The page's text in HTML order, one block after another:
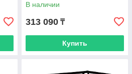
В наличии
313 090 ₸
Купить